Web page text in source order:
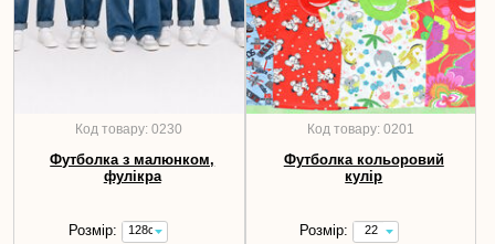
Код товару: 0230
Футболка з малюнком,
фулікра
Розмір:
128см
Код товару: 0201
Футболка кольоровий
кулір
Розмір:
22